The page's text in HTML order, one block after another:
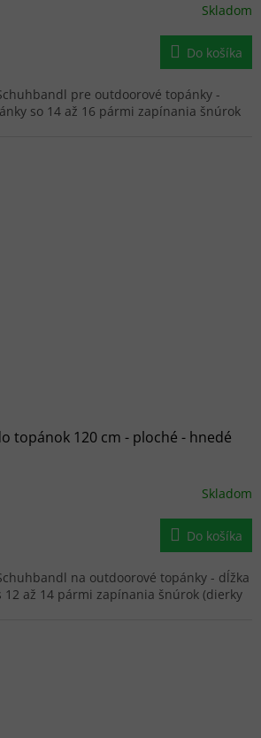
Skladom
Do košíka
pre outdoorové topánky -
so 14 až 16 pármi zapínania šnúrok
topánok 120 cm - ploché - hnedé
Skladom
Do košíka
na outdoorové topánky - dĺžka
až 14 pármi zapínania šnúrok (dierky